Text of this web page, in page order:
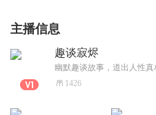
主播信息
趣谈寂烬
幽默趣谈故事，道出人性真
1426